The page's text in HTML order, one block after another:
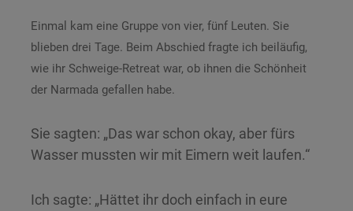
Einmal kam eine Gruppe von vier, fünf Leuten. Sie
blieben drei Tage. Beim Abschied fragte ich beiläufig,
wie ihr Schweige-Retreat war, ob ihnen die Schönheit
der Narmada gefallen habe.
Sie sagten: „Das war schon okay, aber fürs
Wasser mussten wir mit Eimern weit laufen.“
Ich sagte: „Hättet ihr doch einfach in eure